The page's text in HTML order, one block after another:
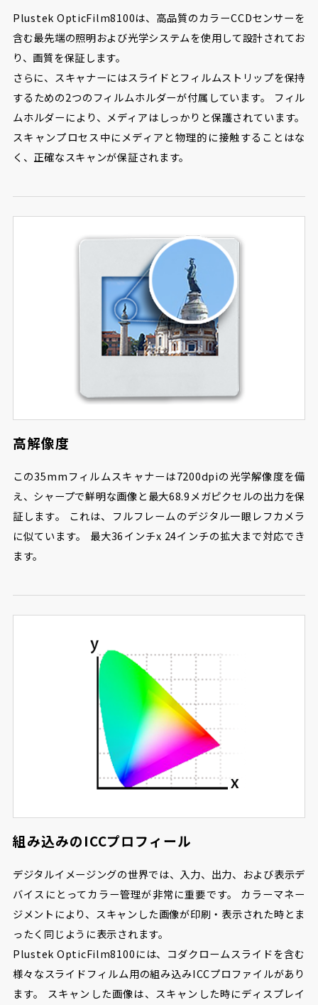
Plustek OpticFilm8100は、高品質のカラーCCDセンサーを
含む最先端の照明および光学システムを使用して設計されてお
り、画質を保証します。
さらに、スキャナーにはスライドとフィルムストリップを保持
するための2つのフィルムホルダーが付属しています。 フィル
ムホルダーにより、メディアはしっかりと保護されています。
スキャンプロセス中にメディアと物理的に接触することはな
く、正確なスキャンが保証されます。
高解像度
この35mmフィルムスキャナーは7200dpiの光学解像度を備
え、シャープで鮮明な画像と最大68.9メガピクセルの出力を保
証します。 これは、フルフレームのデジタル一眼レフカメラ
に似ています。 最大36インチx 24インチの拡大まで対応でき
ます。
組み込みのICCプロフィール
デジタルイメージングの世界では、入力、出力、および表示デ
バイスにとってカラー管理が非常に重要です。 カラーマネー
ジメントにより、スキャンした画像が印刷・表示された時とま
ったく同じように表示されます。
Plustek OpticFilm8100には、コダクロームスライドを含む
様々なスライドフィルム用の組み込みICCプロファイルがあり
ます。 スキャンした画像は、スキャンした時にディスプレイ